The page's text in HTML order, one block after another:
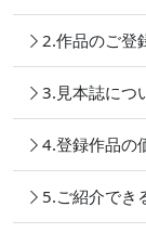
2.作品のご登
3.見本誌につ
4.登録作品の
5.ご紹介でき